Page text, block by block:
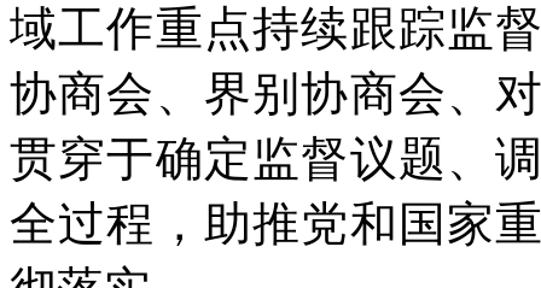
域工作重点持续跟踪监
协商会、界别协商会、
贯穿于确定监督议题、
全过程，助推党和国家